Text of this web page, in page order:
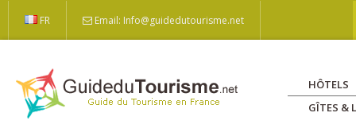
FR Email: Info@guidedutourisme.net
HÔTELS
GÎTES &